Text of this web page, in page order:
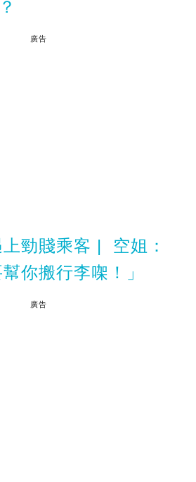
廣告
勁賤乘客 | 空姐：
你搬行李㗎！」
廣告